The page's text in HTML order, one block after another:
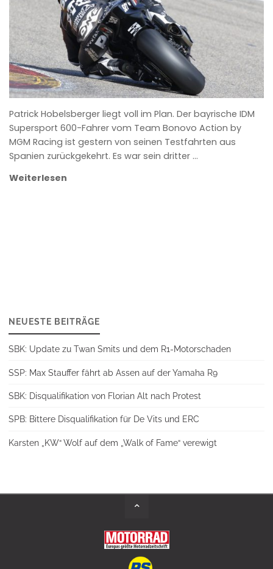
Patrick Hobelsberger liegt voll im Plan. Der bayrische IDM
Supersport 600-Fahrer vom Team Bonovo Action by
MGM Racing ist gestern von seinen Testfahrten aus
Spanien zurückgekehrt. Es war sein dritter …
Weiterlesen
NEUESTE BEITRÄGE
SBK: Update zu Twan Smits und dem R1-Motorschaden
SSP: Max Stauffer fährt ab Assen auf der Yamaha R9
SBK: Disqualifikation von Florian Alt nach Protest
SPB: Bittere Disqualifikation für De Vits und ERC
Karsten „KW“ Wolf auf dem „Walk of Fame“ verewigt
Back